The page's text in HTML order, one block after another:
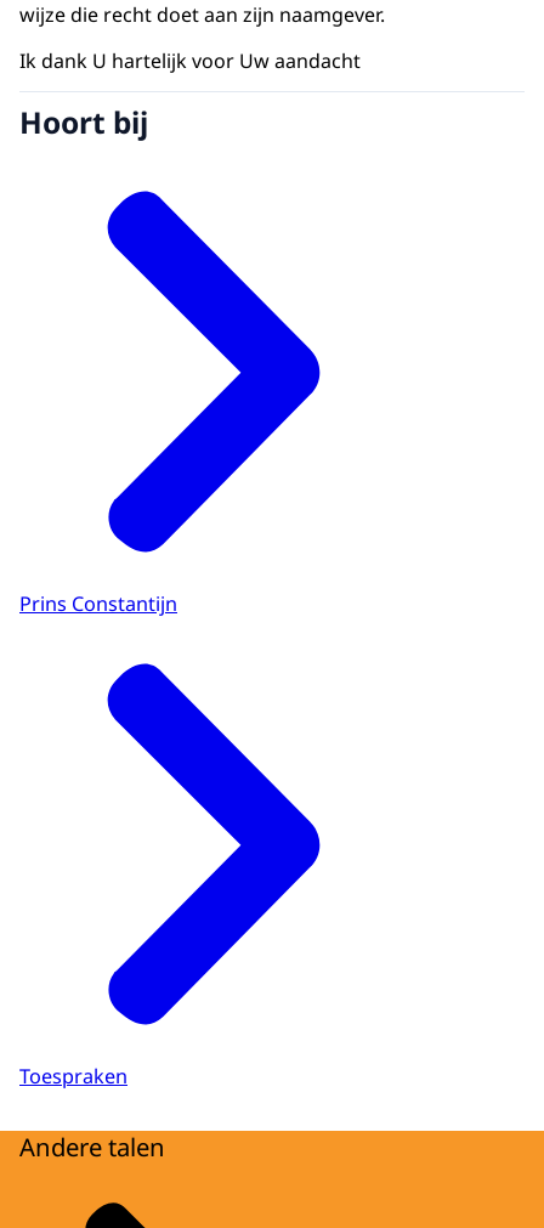
wijze die recht doet aan zijn naamgever.
Ik dank U hartelijk voor Uw aandacht
Hoort bij
Prins Constantijn
Toespraken
Andere talen